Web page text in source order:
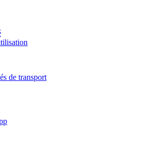
de transport